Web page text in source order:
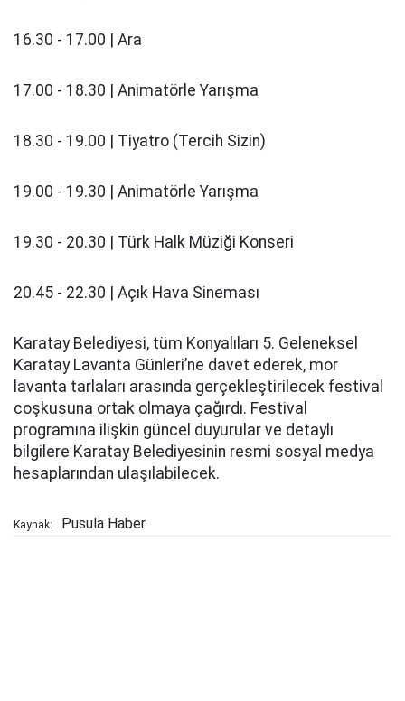
16.30 - 17.00 | Ara
17.00 - 18.30 | Animatörle Yarışma
18.30 - 19.00 | Tiyatro (Tercih Sizin)
19.00 - 19.30 | Animatörle Yarışma
19.30 - 20.30 | Türk Halk Müziği Konseri
20.45 - 22.30 | Açık Hava Sineması
Karatay Belediyesi, tüm Konyalıları 5. Geleneksel
Karatay Lavanta Günleri’ne davet ederek, mor
lavanta tarlaları arasında gerçekleştirilecek festival
coşkusuna ortak olmaya çağırdı. Festival
programına ilişkin güncel duyurular ve detaylı
bilgilere Karatay Belediyesinin resmi sosyal medya
hesaplarından ulaşılabilecek.
Kaynak: Pusula Haber